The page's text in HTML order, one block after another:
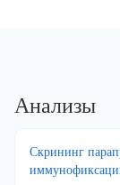
Анализы
Скрининг